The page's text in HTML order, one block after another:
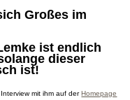
Großes im
ist endlich
dieser
ist!
mit ihm auf derHomepage